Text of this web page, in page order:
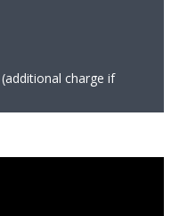
charge if